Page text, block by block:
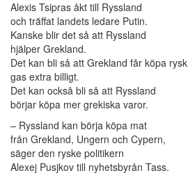
Alexis Tsipras åkt till Ryssland
och träffat landets ledare Putin.
Kanske blir det så att Ryssland
hjälper Grekland.
Det kan bli så att Grekland får köpa rysk
gas extra billigt.
Det kan också bli så att Ryssland
börjar köpa mer grekiska varor.
– Ryssland kan börja köpa mat
från Grekland, Ungern och Cypern,
säger den ryske politikern
Alexej Pusjkov till nyhetsbyrån Tass.